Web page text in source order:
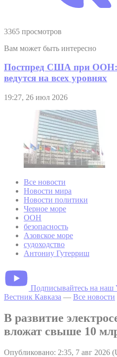
3365 просмотров
Вам может быть интересно
Постпред США при ООН:
ведутся на всех уровнях
19:27, 26 июл 2026
Все новости
Новости мира
Новости политики
Черное море
ООН
безопасность
Азовское море
судоходство
Антониу Гутерриш
Подписывайтесь на наш
Вестник Кавказа — Все новости
В развитие
вложат свыше 10
Опубликовано: 2:35, 7 авг 2026